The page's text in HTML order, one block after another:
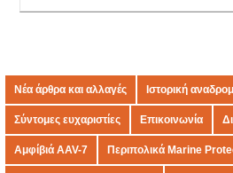
Νέα άρθρα και αλλαγές Ιστορική
Σύντομες ευχαριστίες Επικοινωνία
Αμφίβιά AAV-7 Περιπολικά Marine